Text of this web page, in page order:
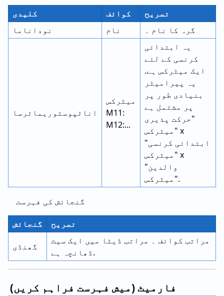
کلیدی کوائف
تصریح
نوداناما
نام گرہ کا نام ۔
اناٹپوسٹوریماٹرسا
میٹرکس
M11:
M12:...
یہ ابتدائی
کرنسی کے لئے
ایک میٹرکس ہے.
یہ پیرامیٹر
بنیادی طور پر
پر مشتمل ہے
"حرکت پذیری
میٹرکس" x
"ابتدائی کرنسی
میٹرکس" x
"والدین
میٹرکس".
گنجائش کی فہرست
گنجائش تصریح
گھنڈی
مراتب کوائف ۔ مراتب ڈیٹا میں ایک سیٹ
ڈھانچہ ہے.
فارمیٹ (میش فہرست فراہم کریں)